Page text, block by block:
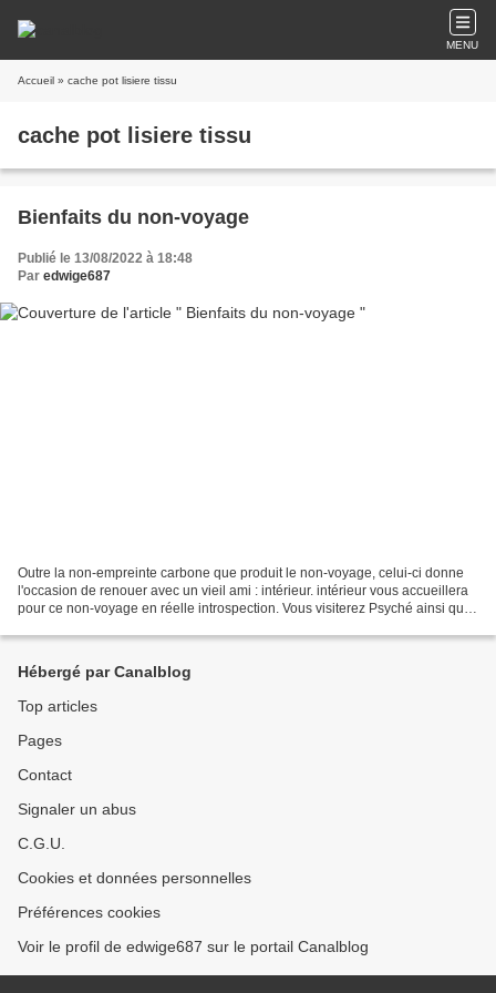
MENU
Accueil » cache pot lisiere tissu
cache pot lisiere tissu
Bienfaits du non-voyage
Publié le 13/08/2022 à 18:48
Par edwige687
Outre la non-empreinte carbone que produit le non-voyage, celui-ci donne
l'occasion de renouer avec un vieil ami : intérieur. intérieur vous accueillera
pour ce non-voyage en réelle introspection. Vous visiterez Psyché ainsi que
Hébergé par Canalblog
Top articles
Pages
Contact
Signaler un abus
C.G.U.
Cookies et données personnelles
Préférences cookies
Voir le profil de edwige687 sur le portail Canalblog